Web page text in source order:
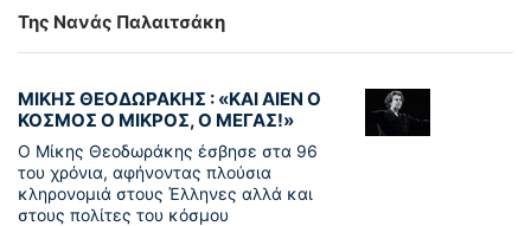
Της Νανάς Παλαιτσάκη
ΜΙΚΗΣ ΘΕΟΔΩΡΑΚΗΣ : «KAI ΑΙΕΝ Ο
ΚΟΣΜΟΣ Ο ΜΙΚΡΟΣ, Ο ΜΕΓΑΣ!»
Ο Μίκης Θεοδωράκης έσβησε στα 96
του χρόνια, αφήνοντας πλούσια
κληρονομιά στους Έλληνες αλλά και
στους πολίτες του κόσμου